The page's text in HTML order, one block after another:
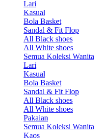
Lari
Kasual
Bola Basket
Sandal & Fit Flop
All Black shoes
All White shoes
Semua Koleksi Wanita
Lari
Kasual
Bola Basket
Sandal & Fit Flop
All Black shoes
All White shoes
Pakaian
Semua Koleksi Wanita
Kaos